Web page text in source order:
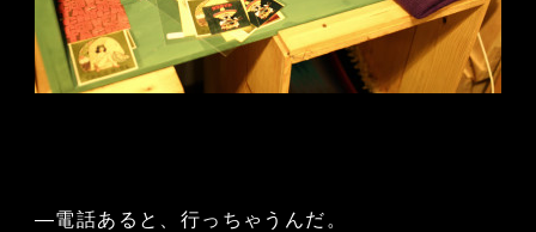
—電話あると、行っちゃうんだ。